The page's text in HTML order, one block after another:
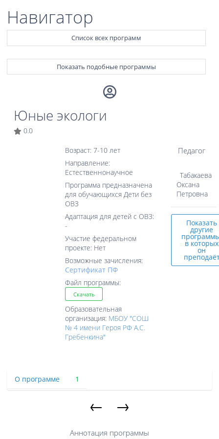
Навигатор
Список всех программ
Показать подобные программы
Юные экологи
0.0
Возраст: 7-10 лет
Направление:
Естественнонаучное
Программа предназначена
для обучающихся Дети без
ОВЗ
Адаптация для детей с ОВЗ:
-
Участие федеральном
проекте: Нет
Возможные зачисления:
Cертификат ПФ
Файл программы:
Скачать
Образовательная
организация: МБОУ "СОШ
№ 4 имени Героя РФ А.С.
Гребенкина"
Педагог
Табакаева
Оксана
Петровна
Показать
другие
в которых
он
О программе 1
← →
Аннотация программы